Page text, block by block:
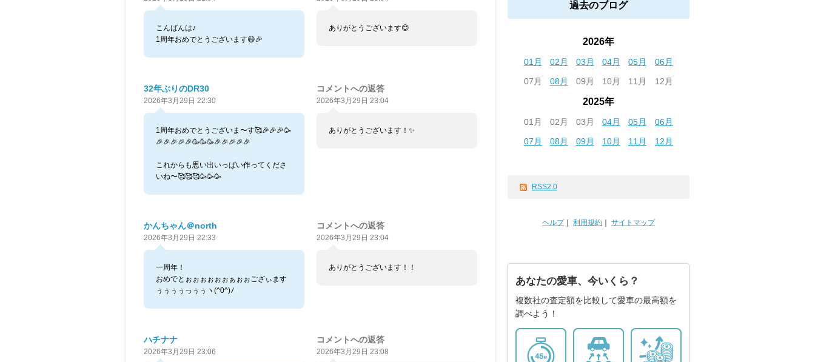
こんばんは♪
1周年おめでとうございます😄🎉
ありがとうございます😊
32年ぶりのDR30
2026年3月29日 22:30
1周年おめでとうございま〜す🥰🎉🎉🎉🥳
🎉🎉🎉🎉🎉🥳🥳🥳🎉🎉🎉🎉🎉
これからも思い出いっぱい作ってくださ
いね〜🥰🥰🥰🥳🥳🥳
コメントへの返答
2026年3月29日 23:04
ありがとうございます！✨
かんちゃん＠north
2026年3月29日 22:33
一周年！
おめでとぉぉぉぉぉぉぁぉぉござぃます
ぅぅぅぅっぅぅヽ(^0^)ﾉ
コメントへの返答
2026年3月29日 23:04
ありがとうございます！！
ハチナナ
2026年3月29日 23:06
コメントへの返答
2026年3月29日 23:08
過去のブログ
2026年
01月 02月 03月 04月 05月
06月
07月
08月 09月 10月 11月 12月
2025年
01月 02月 03月 04月 05月
06月
07月
08月 09月 10月 11月 12月
RSS2.0
ヘルプ｜ 利用規約 サイトマップ
あなたの愛車、今いくら？
複数社の査定額を比較して愛車の最高額を
調べよう！